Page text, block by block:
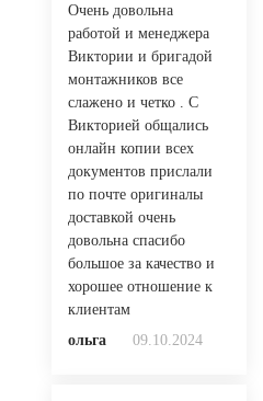
Очень довольна
работой и менеджера
Виктории и бригадой
монтажников все
слажено и четко . С
Викторией общались
онлайн копии всех
документов прислали
по почте оригиналы
доставкой очень
довольна спасибо
большое за качество и
хорошее отношение к
клиентам
ольга
09.10.2024